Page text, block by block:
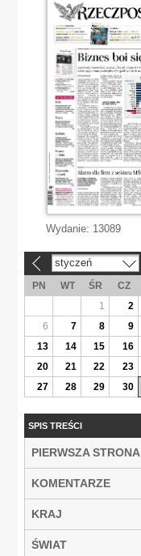
Wydanie: 13089
styczeń
PN WT ŚR CZ
1
2
6
7 8 9
13
14 15 16
20
21 22 23
27
28 29 30
SPIS TREŚCI
PIERWSZA STRONA
KOMENTARZE
KRAJ
ŚWIAT